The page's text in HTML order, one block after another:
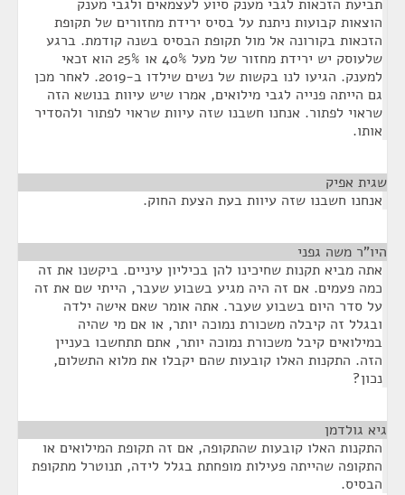
תביעת הזכאות לגבי מענק סיוע לעצמאים ולגבי מענק
הוצאות קבועות ניתנת על בסיס ירידת מחזורים של תקופת
הזכאות בקורונה אל מול תקופת הבסיס בשנה קודמת. ברגע
שלעוסק יש ירידת מחזור של מעל 40% או 25% הוא זכאי
למענק. הגיעו לנו בקשות של נשים שילדו ב-2019. לאחר מכן
גם הייתה פנייה לגבי מילואים, אמרו שיש עיוות בנושא הזה
שראוי לפתור. אנחנו חשבנו שזה עיוות שראוי לפתור ולהסדיר
אותו.
שגית אפיק
אנחנו חשבנו שזה עיוות בעת הצעת החוק.
היו"ר משה גפני
אתה מביא תקנות שחיכינו להן בכיליון עיניים. ביקשנו את זה
כמה פעמים. אם זה היה מגיע בשבוע שעבר, הייתי שם את זה
על סדר היום בשבוע שעבר. אתה אומר שאם אישה ילדה
ובגלל זה קיבלה משכורת נמוכה יותר, או אם מי שהיה
במילואים קיבל משכורת נמוכה יותר, אתם תתחשבו בעניין
הזה. התקנות האלו קובעות שהם יקבלו את מלוא התשלום,
נכון?
גיא גולדמן
התקנות האלו קובעות שהתקופה, אם זה תקופת המילואים או
התקופה שהייתה פעילות מופחתת בגלל לידה, תנוטרל מתקופת
הבסיס.